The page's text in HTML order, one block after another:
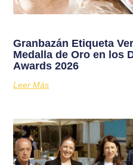
Granbazán Etiqueta
Medalla de Oro en los
Awards 2026
Leer Más